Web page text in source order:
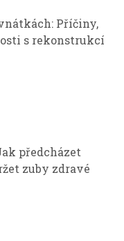
Příčiny,
s rekonstrukcí
předcházet
zuby zdravé